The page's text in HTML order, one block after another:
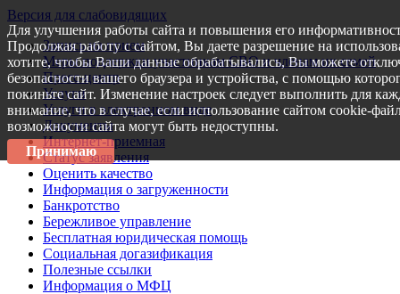
Версия для слабовидящих
Запись на прием
Меры поддержки участникам СВО и членам их семей
Пресс-центр
Услуги
Услуги в электронном виде
Документы
Интернет-приемная
Статус заявления
Оценить качество
Информация о загруженности
Банкротство
Бережливое управление
Бесплатная юридическая помощь
Социальная догазификация
Полезные ссылки
Информация о МФЦ
Для улучшения работы сайта и повышения его
Продолжая работу с сайтом, Вы даете разрешение на
хотите, чтобы Ваши данные обрабатывались, Вы можете
безопасности вашего браузера и устройства, с помощью
покиньте сайт. Изменение настроек следует выполнить для
внимание, что в случае, если использование сайтом cookie-
возможности сайта могут быть недоступны.
Принимаю